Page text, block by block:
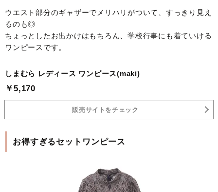
ウエスト部分のギャザーでメリハリがついて、すっきり見え
るのも◎
ちょっとしたお出かけはもちろん、学校行事にも着ていける
ワンピースです。
しまむら レディース ワンピース(maki)
￥5,170
販売サイトをチェック
お得すぎるセットワンピース